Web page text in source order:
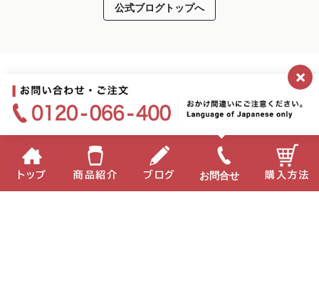
2026.05.28
公式ブログトップへ
×
トップ 商品紹介 ブログ お問合せ 購入方法